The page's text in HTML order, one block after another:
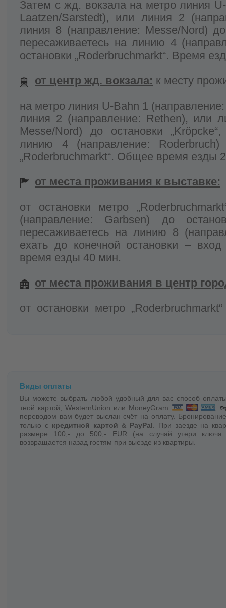
Затем с жд. вокзала на метро линия
Laatzen/Sarstedt), или линия 2
линия 8 (направление: Messe/Nord) до
пересаживаетесь на линию 4
остановки „Roderbruchmarkt“. Время
от центр жд. вокзала: к месту
на метро линия U-Bahn 1
линия 2 (направление: Rethen), или
Messe/Nord) до остановки
линию 4 (направление: Roderbruch)
„Roderbruchmarkt“. Общее время езды
от места проживания к выставке:
от остановки метро
(направление: Garbsen) до
пересаживаетесь на линию 8
ехать до конечной остановки –
время езды 40 мин.
от места проживания в центр
от остановки метро
Заказ такси по тел. или
hannover.de
трансфер с аэропорта к месту
Вы можете заказать трансфер
Виды оплаты
Вы можете выбрать любой удобный для вас способ
тной картой, WesternUnion или MoneyGram
переводом вам будет выслан счёт на оплату.
только с кредитной картой & PayPal . При заезде на
размере 100,- до 500,- EUR (на случай утери ключа
возвращается назад гостям при выезде из квартиры.